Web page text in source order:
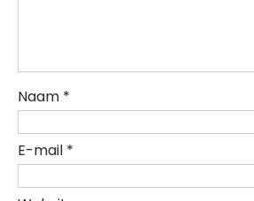
Naam *
E-mail *